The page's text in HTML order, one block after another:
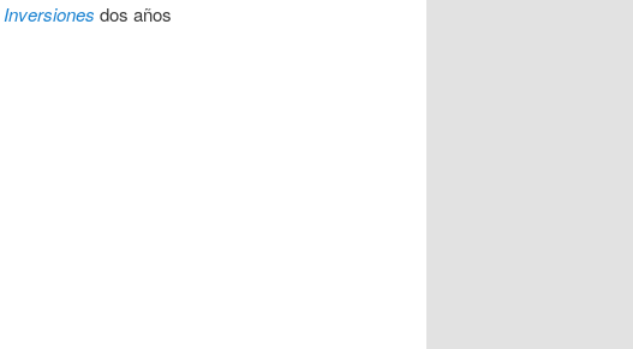
Inversiones dos años